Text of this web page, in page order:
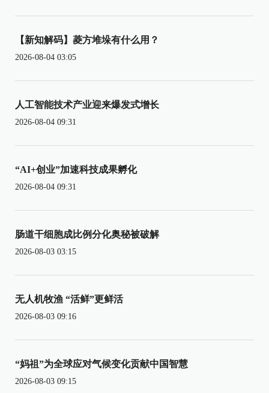
【新知解码】菱方堆垛有什么用？
2026-08-04 03:05
人工智能技术产业迎来爆发式增长
2026-08-04 09:31
“AI+创业”加速科技成果孵化
2026-08-04 09:31
肠道干细胞成比例分化奥秘被破解
2026-08-03 03:15
无人机牧渔 “活鲜”更鲜活
2026-08-03 09:16
“妈祖”为全球应对气候变化贡献中国智慧
2026-08-03 09:15